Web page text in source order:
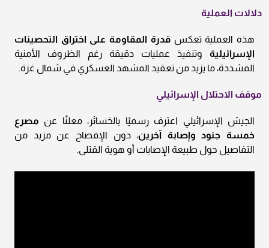
دلالات العملية
هذه العملية تعكسقدرة المقاومة على اختراق التحصينات
الإسرائيلية وتنفيذ عمليات دقيقة رغم الظروف الأمنية
المشددة، ما يزيد من تعقيد المشهد العسكري في شمال غزة.
موقف الاحتلال الإسرائيلي
الجيش الإسرائيلي اعترف رسميًا بالخسائر، معلنًا عن مصرع
خمسة جنود وإصابة آخرين، دون الإفصاح عن مزيد من
التفاصيل حول طبيعة الإصابات أو هوية القتلى.